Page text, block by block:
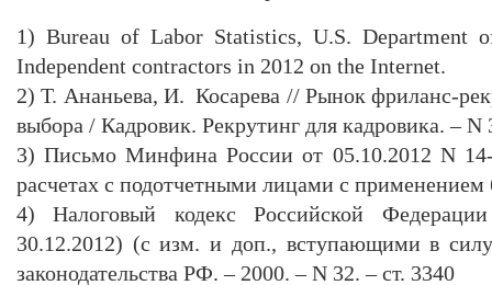
1) Bureau of Labor Statistics, U.S. Department
Independent contractors in 2012 on the Internet.
2) Т. Ананьева, И. Косарева // Рынок фриланс-
выбора / Кадровик. Рекрутинг для кадровика. – N
3) Письмо Минфина России от 05.10.2012 N
расчетах с подотчетными лицами с применением
4) Налоговый кодекс Российской
30.12.2012) (с изм. и доп., вступающими в
законодательства РФ. – 2000. – N 32. – ст. 3340